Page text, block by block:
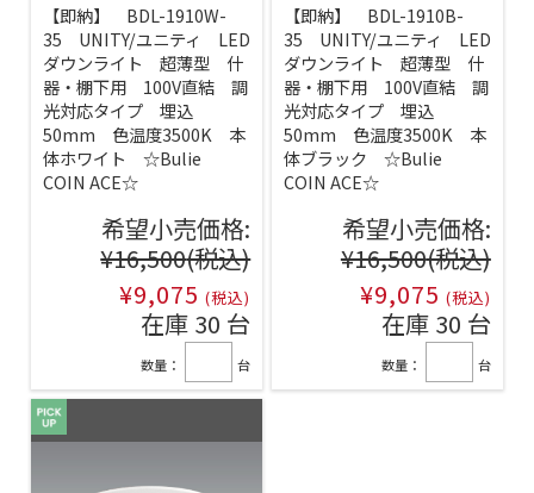
【即納】 BDL-1910W-
35 UNITY/ユニティ LED
ダウンライト 超薄型 什
器・棚下用 100V直結 調
光対応タイプ 埋込
50mm 色温度3500K 本
体ホワイト ☆Bulie
COIN ACE☆
希望小売価格:
¥16,500(税込)
¥9,075 (税込)
在庫 30 台
数量： 台
【即納】 BDL-1910B-
35 UNITY/ユニティ LED
ダウンライト 超薄型 什
器・棚下用 100V直結 調
光対応タイプ 埋込
50mm 色温度3500K 本
体ブラック ☆Bulie
COIN ACE☆
希望小売価格:
¥16,500(税込)
¥9,075 (税込)
在庫 30 台
数量： 台